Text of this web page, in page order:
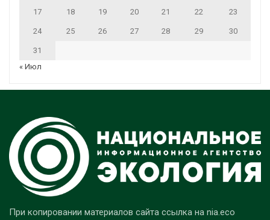
17 18 19 20 21 22 23
24 25 26 27 28 29 30
31
« Июл
При копировании материалов сайта ссылка на nia.eco